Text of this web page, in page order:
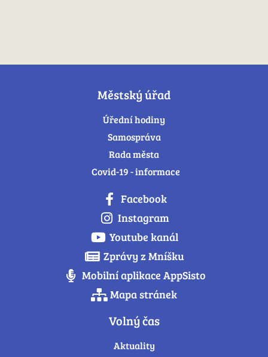
Městský úřad
Úřední hodiny
Samospráva
Rada města
Covid-19 - informace
Facebook
Instagram
Youtube kanál
Zprávy z Mníšku
Mobilní aplikace AppSisto
Mapa stránek
Volný čas
Aktuality